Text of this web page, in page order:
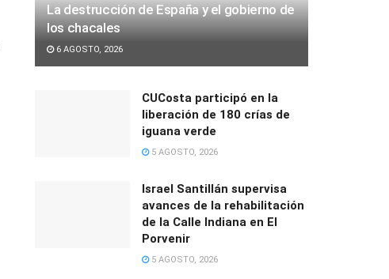
La destrucción de España y el gobierno de
los chacales
6 AGOSTO, 2026
CUCosta participó en la
liberación de 180 crías de
iguana verde
5 AGOSTO, 2026
Israel Santillán supervisa
avances de la rehabilitación
de la Calle Indiana en El
Porvenir
5 AGOSTO, 2026